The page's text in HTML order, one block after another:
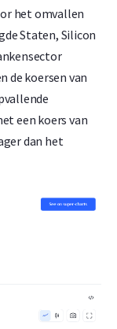
het omvallen
Staten, Silicon
de koersen van
een koers van
dan het